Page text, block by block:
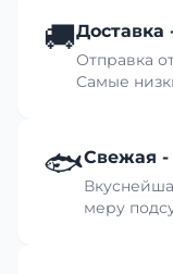
🚚
Отправка
Самые
🐟Свежая -
меру